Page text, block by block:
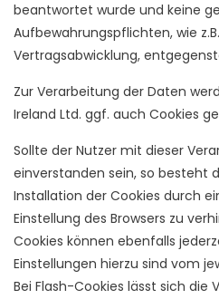
beantwortet wurde und keine
Aufbewahrungspflichten, wie
Vertragsabwicklung,
Zur Verarbeitung der Daten
Ireland Ltd. ggf. auch Cookies
Sollte der Nutzer mit dieser
einverstanden sein, so besteht
Installation der Cookies durch
Einstellung des Browsers zu
Cookies können ebenfalls
Einstellungen hierzu sind vom
Bei Flash-Cookies lässt sich die